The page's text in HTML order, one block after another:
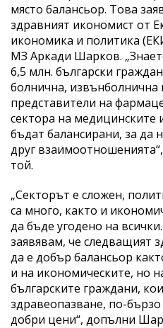
място балансьор. Това
здравният икономист от
икономика и политика
МЗ Аркади Шарков.
6,5 млн. български
болнична,
представители на
сектора на медицинските
бъдат балансирани, за да
друг
той.
„Секторът е сложен,
са много, както и
да бъде угодено на
заявявам, че следващият
да е добър балансьор
и на икономическите, но
българските граждани,
здравеопазване, по-
добри цени“, допълни